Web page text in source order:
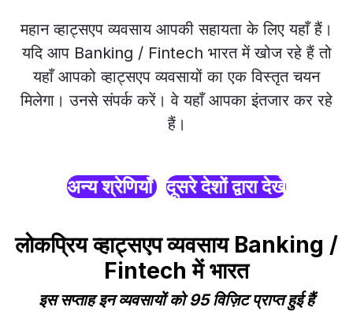
महान व्हाट्सएप व्यवसाय आपकी सहायता के लिए यहाँ हैं।
यदि आप Banking / Fintech भारत में खोज रहे हैं तो
यहाँ आपको व्हाट्सएप व्यवसायों का एक विस्तृत चयन
मिलेगा। उनसे संपर्क करें। वे यहाँ आपका इंतजार कर रहे
हैं।
अन्य श्रेणियाँ दूसरे देशों द्वारा देखें
लोकप्रिय व्हाट्सएप व्यवसाय Banking /
Fintech में भारत
इस सप्ताह इन व्यवसायों को 95 विज़िट प्राप्त हुई हैं